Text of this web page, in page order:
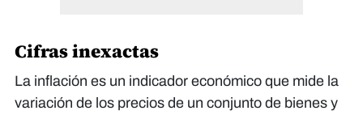
Cifras inexactas
La inflación es un indicador económico que mide la
variación de los precios de un conjunto de bienes y